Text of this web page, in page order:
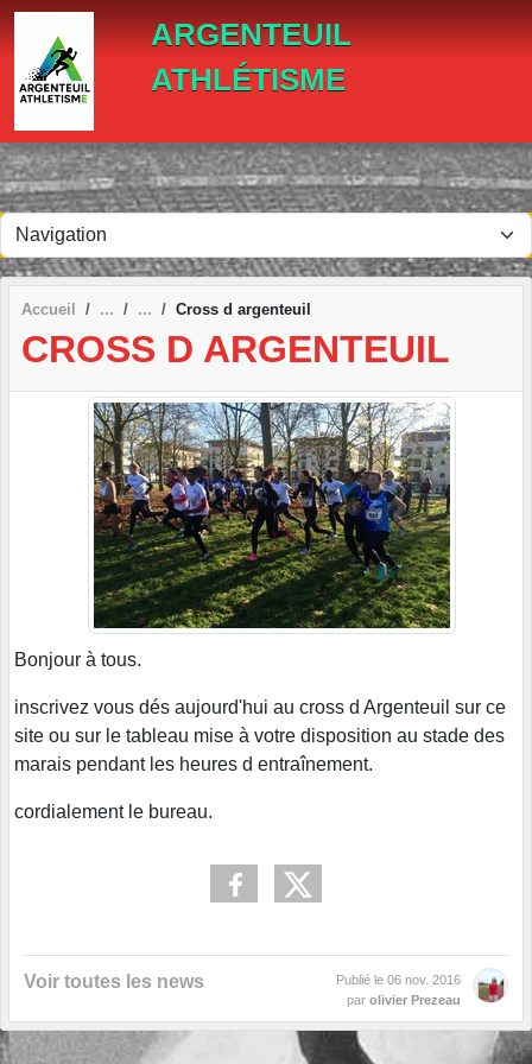
ARGENTEUIL
ATHLÉTISME
Accueil Cross d argenteuil
CROSS D ARGENTEUIL
Bonjour à tous.
inscrivez vous dés aujourd'hui au cross d Argenteuil sur ce
site ou sur le tableau mise à votre disposition au stade des
marais pendant les heures d entraînement.
cordialement le bureau.
Voir toutes les news Publié le 06 nov. 2016
par olivier Prezeau
Panneau de gestion des cookies